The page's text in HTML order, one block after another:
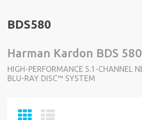
BDS580
Harman Kardon BDS 580
HIGH-PERFORMANCE 5.1-CHANNEL
BLU-RAY DISC™ SYSTEM